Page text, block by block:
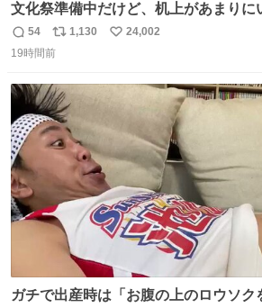
文化祭準備中だけど、机上があまりに
返
信
54
リ
ポ
ト
数
1,130
い
数
24,002
19時間前
ガチで出産時は「お腹の上のロウソク